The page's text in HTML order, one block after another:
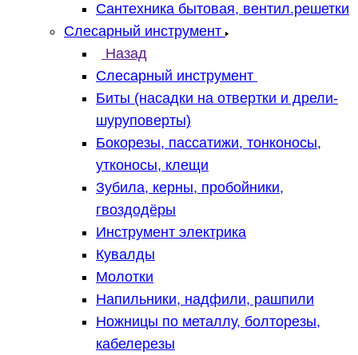
Сантехника бытовая, вентил.решетки
Слесарный инструмент
Назад
Слесарный инструмент
Биты (насадки на отвертки и дрели-
шуруповерты)
Бокорезы, пассатижи, тонконосы,
утконосы, клещи
Зубила, керны, пробойники,
гвоздодёры
Инструмент электрика
Кувалды
Молотки
Напильники, надфили, рашпили
Ножницы по металлу, болторезы,
кабелерезы